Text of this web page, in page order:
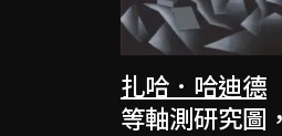
扎哈．哈迪德
等軸測研究圖